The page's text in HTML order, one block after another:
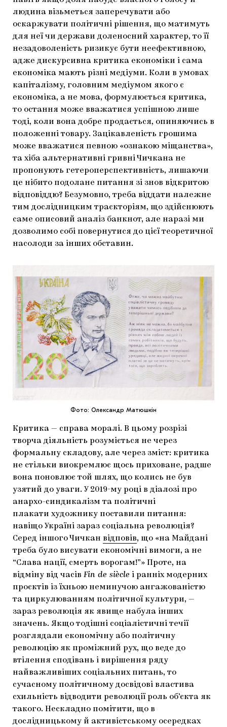
людина візьметься заперечувати або
оскаржувати політичні рішення, що матимуть
для неї чи держави доленосний характер, то її
незадоволеність ризикує бути неефективною,
адже дискурсивна критика економіки і сама
економіка мають різні медіуми. Коли в умовах
капіталізму, головним медіумом якого є
економіка, а не мова, формулюється критика,
то остання може вважатися успішною лише
тоді, коли вона добре продається, опиняючись в
положенні товару. Зацікавленість грошима
може вважатися певною «ознакою міщанства»,
та хіба альтернативні гривні Чичкана не
пропонують гетероперспективність, лишаючи
це нібито подолане питання зі знов відкритою
відповіддю? Безумовно, треба віддати належне
тим дослідницким траєкторіям, що здійснюють
саме описовий аналіз банкнот, але наразі ми
дозволимо собі повернутися до цієї теоретичної
насолоди за інших обставин.
Фото: Олександр Матюшкін
Критика — справа моралі. В цьому розрізі
творча діяльність розуміється не через
формальну складову, але через зміст: критика
не стільки виокремлює щось приховане, радше
вона поновлює той шлях, що колись не був
узятий до уваги. У 2019-му році в діалозі про
анархо-синдикалізм та політичні
плакати художнику поставили питання:
навіщо Україні зараз соціальна революція?
Серед іншого Чичкан відповів, що «на Майдані
треба було висувати економічні вимоги, а не
“Слава нації, смерть ворогам!”» Проте, на
відміну від часів Fin de siècle і ранніх модерних
проєктів із їхньою неминучою ангажованістю
та циркулюванням політичної культури, —
зараз революція як явище набула інших
значень. Якщо тодішні соціалістичні течії
розглядали економічну або політичну
революцію як проміжний рух, що веде до
втілення сподівань і вирішення ряду
найважливіших соціальних питань, то
сучасному політичному досвідові властива
схильність відводити революції роль об’єкта як
такого. Нескладно помітити, що в
дослідницькому й активістському осередках